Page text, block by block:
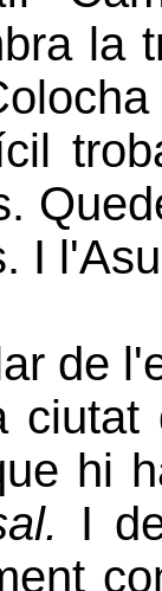
la
I
de
hi
I